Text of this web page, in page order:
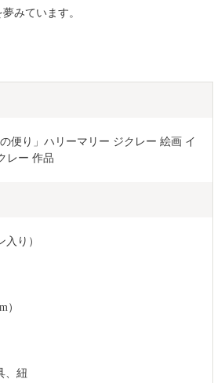
みています。
便り」ハリーマリー ジクレー 絵画 イ
レー 作品
り）
）
、紐